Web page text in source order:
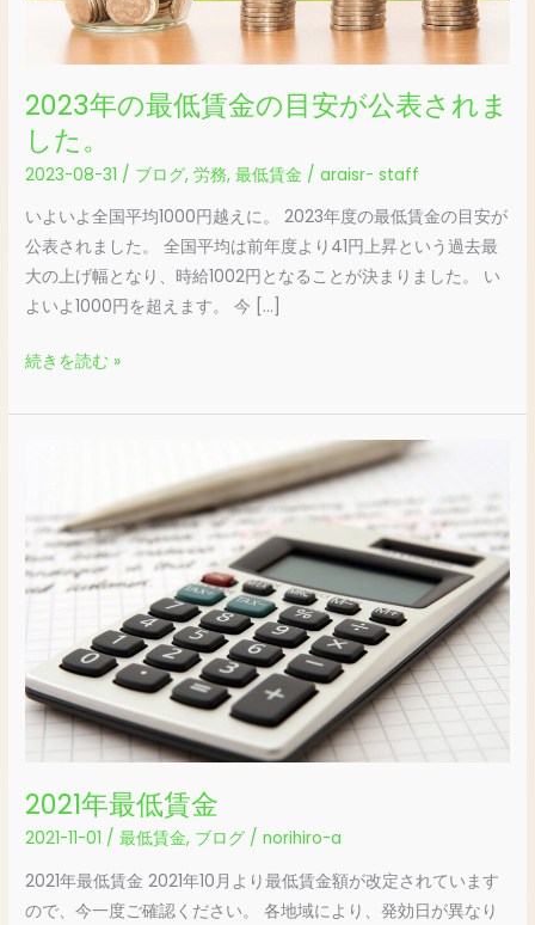
2023年の最低賃金の目安が公表されま
した。
2023-08-31 / ブログ,労務,最低賃金 /araisr- staff
いよいよ全国平均1000円越えに。 2023年度の最低賃金の目安が
公表されました。 全国平均は前年度より41円上昇という過去最
大の上げ幅となり、時給1002円となることが決まりました。 い
よいよ1000円を超えます。 今 […]
が
公
表
れ
ま
し
た。
続きを読む »
2021年最低賃金
2021-11-01 /最低賃金, ブログ /norihiro-a
2021年最低賃金 2021年10月より最低賃金額が改定されています
ので、今一度ご確認ください。 各地域により、発効日が異なり
最
低
賃